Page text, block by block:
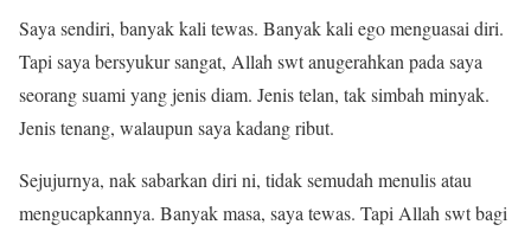
Saya sendiri, banyak kali tewas. Banyak kali ego menguasai diri.
Tapi saya bersyukur sangat, Allah swt anugerahkan pada saya
seorang suami yang jenis diam. Jenis telan, tak simbah minyak.
Jenis tenang, walaupun saya kadang ribut.
Sejujurnya, nak sabarkan diri ni, tidak semudah menulis atau
mengucapkannya. Banyak masa, saya tewas. Tapi Allah swt bagi